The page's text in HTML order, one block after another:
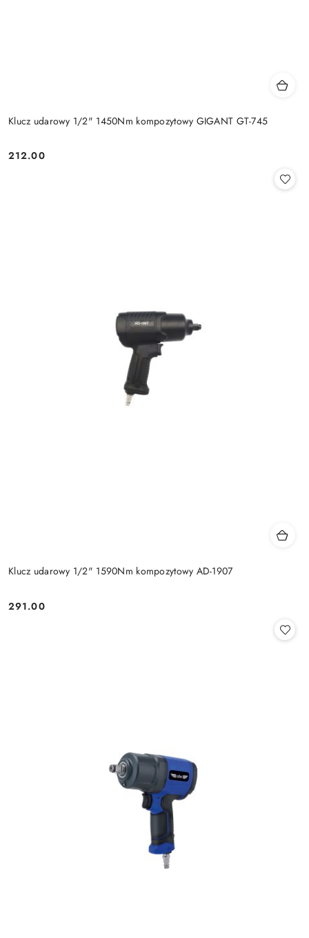
Klucz udarowy 1/2" 1450Nm kompozytowy GIGANT GT-745
Cena:
212.00
Klucz udarowy 1/2" 1590Nm kompozytowy AD-1907
Cena:
291.00